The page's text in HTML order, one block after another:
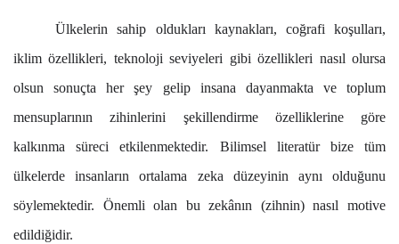
Ülkelerin sahip oldukları kaynakları, coğrafi koşulları,
iklim özellikleri, teknoloji seviyeleri gibi özellikleri nasıl olursa
olsun sonuçta her şey gelip insana dayanmakta ve toplum
mensuplarının zihinlerini şekillendirme özelliklerine göre
kalkınma süreci etkilenmektedir. Bilimsel literatür bize tüm
ülkelerde insanların ortalama zeka düzeyinin aynı olduğunu
söylemektedir. Önemli olan bu zekânın (zihnin) nasıl motive
edildiğidir.